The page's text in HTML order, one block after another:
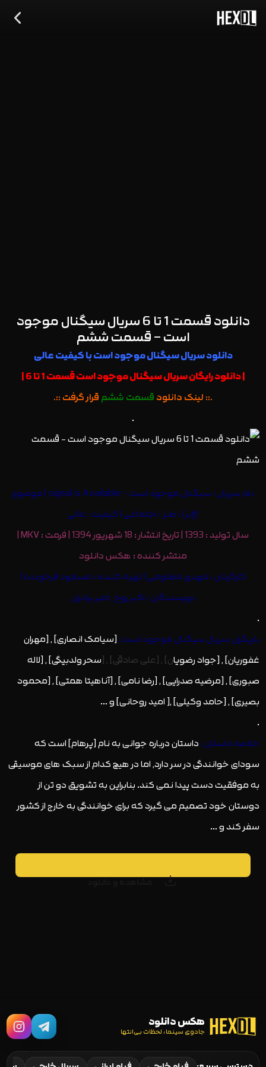
دانلود قسمت 1 تا 6 سریال سیگنال موجود
است – قسمت ششم
دانلود سریال سیگنال موجود است با کیفیت عالی
| دانلود رایگان سریال سیگنال موجود است قسمت 1 تا 6 |
.:: لینک دانلودقسمت ششمقرار گرفت ::.
.
نام سریال :سیگنال موجود است
– signal is Available | موضوع
(ژانر) : طنز ، اجتماعی | کیفیت : عالی
سال تولید : 1393 | تاریخ انتشار : 18 شهریور 1394 | فرمت : MKV |
منتشر کننده : هکس دانلود
کارگردان : مهدی مظلومی | تهیه کننده : مسعود فرخونده |
نویسندگان : اکبر روح , امیر برادران
.
بازیگران سریال سیگنال موجود است :[سیامک انصاری] , [مهران
غفوریان] , [جواد رضویان] , [علی صادقی] , [سحر ولدبیگی] , [لاله
صبوری] , [مرضیه صدرایی] , [رضا نامی] , [آناهیتا همتی] , [محمود
بصیری] , [حامد وکیلى] ,[ امید روحانى] و …
.
خلاصه داستان :داستان درباره جوانی به نام [پرهام] است که
سودای خوانندگی در سر دارد, اما در هیچ کدام از سبک های موسیقی
به موفقیت دست پیدا نمی کند. بنابراین به تشویق دو تن از
دوستان خود تصمیم می گیرد که برای خوانندگی به خارج از کشور
سفر کند و …
مشاهده و دانلود
هکس دانلود
جادوی سینما، لحظات بی‌انتها